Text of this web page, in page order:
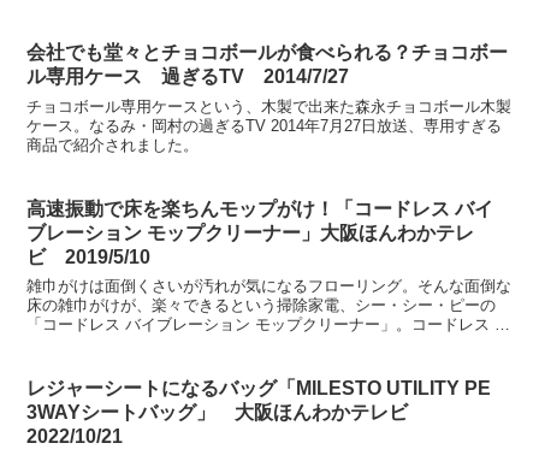
会社でも堂々とチョコボールが食べられる？チョコボー
ル専用ケース 過ぎるTV 2014/7/27
チョコボール専用ケースという、木製で出来た森永チョコボール木製
ケース。なるみ・岡村の過ぎるTV 2014年7月27日放送、専用すぎる
商品で紹介されました。
高速振動で床を楽ちんモップがけ！「コードレス バイ
ブレーション モップクリーナー」大阪ほんわかテレ
ビ 2019/5/10
雑巾がけは面倒くさいが汚れが気になるフローリング。そんな面倒な
床の雑巾がけが、楽々できるという掃除家電、シー・シー・ピーの
「コードレス バイブレーション モップクリーナー」。コードレス バ
レジャーシートになるバッグ「MILESTO UTILITY PE
3WAYシートバッグ」 大阪ほんわかテレビ
2022/10/21